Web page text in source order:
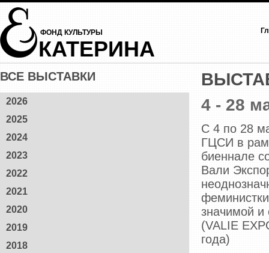
ФОНД КУЛЬТУРЫ
КАТЕРИНА
ВСЕ ВЫСТАВКИ
2026
2025
2024
2023
2022
2021
2020
2019
2018
4 - 28
С 4 по 28
ГЦСИ в
биеннале
Вали
значимой и
(VALIE
года)